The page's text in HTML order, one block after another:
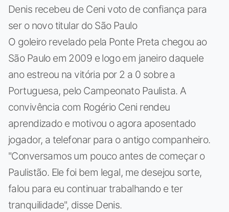
Denis recebeu de Ceni voto de confiança para
ser o novo titular do São Paulo
O goleiro revelado pela Ponte Preta chegou ao
São Paulo em 2009 e logo em janeiro daquele
ano estreou na vitória por 2 a 0 sobre a
Portuguesa, pelo Campeonato Paulista. A
convivência com Rogério Ceni rendeu
aprendizado e motivou o agora aposentado
jogador, a telefonar para o antigo companheiro.
"Conversamos um pouco antes de começar o
Paulistão. Ele foi bem legal, me desejou sorte,
falou para eu continuar trabalhando e ter
tranquilidade", disse Denis.